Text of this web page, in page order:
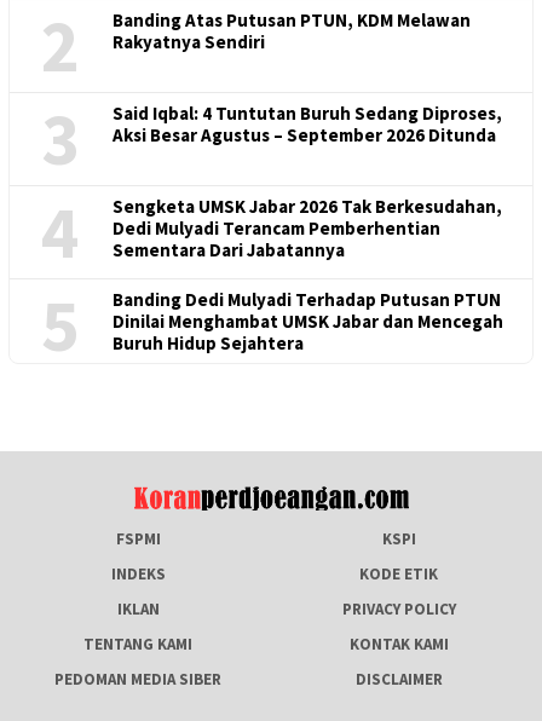
2
Banding Atas Putusan PTUN, KDM Melawan
Rakyatnya Sendiri
3
Said Iqbal: 4 Tuntutan Buruh Sedang Diproses,
Aksi Besar Agustus – September 2026 Ditunda
4
Sengketa UMSK Jabar 2026 Tak Berkesudahan,
Dedi Mulyadi Terancam Pemberhentian
Sementara Dari Jabatannya
5
Banding Dedi Mulyadi Terhadap Putusan PTUN
Dinilai Menghambat UMSK Jabar dan Mencegah
Buruh Hidup Sejahtera
FSPMI
KSPI
INDEKS
KODE ETIK
IKLAN
PRIVACY POLICY
TENTANG KAMI
KONTAK KAMI
PEDOMAN MEDIA SIBER
DISCLAIMER